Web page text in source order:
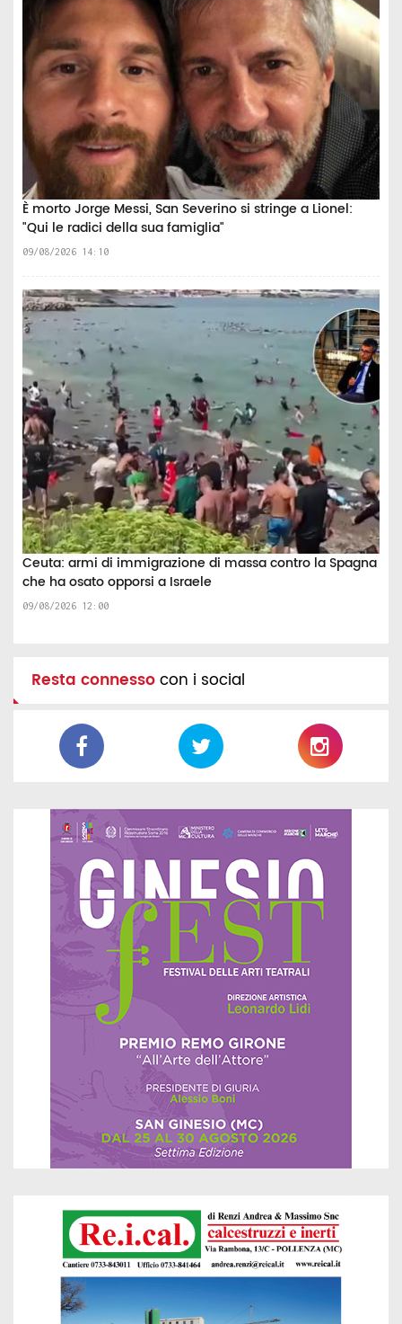
È morto Jorge Messi, San Severino si stringe a Lionel:
"Qui le radici della sua famiglia"
09/08/2026 14:10
Ceuta: armi di immigrazione di massa contro la Spagna
che ha osato opporsi a Israele
09/08/2026 12:00
Resta connessocon i social